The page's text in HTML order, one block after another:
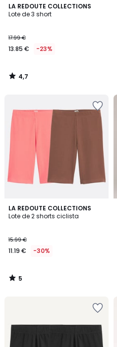
LA REDOUTE COLLECTIONS
Lote de 3 short
17.99 €
13.85 € -23%
4,7
/ 5
4,7
/
LA REDOUTE COLLECTIONS
Lote de 2 shorts ciclista
15.99 €
11.19 € -30%
5
/
5
/